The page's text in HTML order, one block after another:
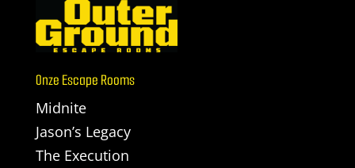
Onze Escape Rooms
Midnite
Jason’s Legacy
The Execution